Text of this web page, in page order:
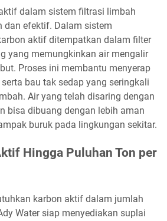
dalam sistem filtrasi limbah
dan efektif. Dalam sistem
aktif ditempatkan dalam filter
yang memungkinkan air mengalir
Proses ini membantu menyerap
bau tak sedap yang seringkali
Air yang telah disaring dengan
bisa dibuang dengan lebih aman
buruk pada lingkungan sekitar.
Hingga Puluhan Ton per
karbon aktif dalam jumlah
Water siap menyediakan suplai